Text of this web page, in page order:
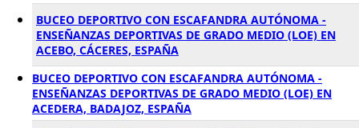
BUCEO DEPORTIVO CON ESCAFANDRA AUTÓNOMA -
ENSEÑANZAS DEPORTIVAS DE GRADO MEDIO (LOE) EN
ACEBO, CÁCERES, ESPAÑA
BUCEO DEPORTIVO CON ESCAFANDRA AUTÓNOMA -
ENSEÑANZAS DEPORTIVAS DE GRADO MEDIO (LOE) EN
ACEDERA, BADAJOZ, ESPAÑA